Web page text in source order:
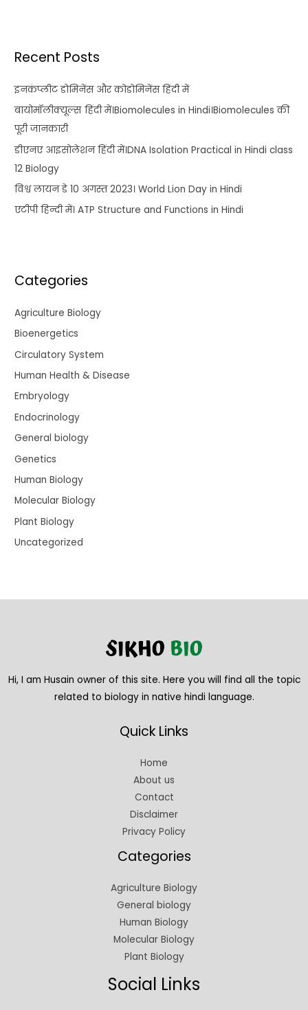
Recent Posts
इनकंप्लीट डोमिनेंस और कोडोमिनेंस हिंदी में
बायोमॉलीक्यूल्स हिंदी में।Biomolecules in Hindi।Biomolecules की
पूरी जानकारी
डीएनए आइसोलेशन हिंदी में।DNA Isolation Practical in Hindi class
12 Biology
विश्व लायन डे 10 अगस्त 2023। World Lion Day in Hindi
एटीपी हिन्दी में। ATP Structure and Functions in Hindi
Categories
Agriculture Biology
Bioenergetics
Circulatory System
Human Health & Disease
Embryology
Endocrinology
General biology
Genetics
Human Biology
Molecular Biology
Plant Biology
Uncategorized
Hi, I am Husain owner of this site. Here you will find all the topic
related to biology in native hindi language.
Quick Links
Home
About us
Contact
Disclaimer
Privacy Policy
Categories
Agriculture Biology
General biology
Human Biology
Molecular Biology
Plant Biology
Social Links